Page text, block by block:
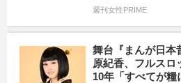
週刊女性PRIME
舞台『まんが日本
原紀香、フルスロ
10年「すべてが